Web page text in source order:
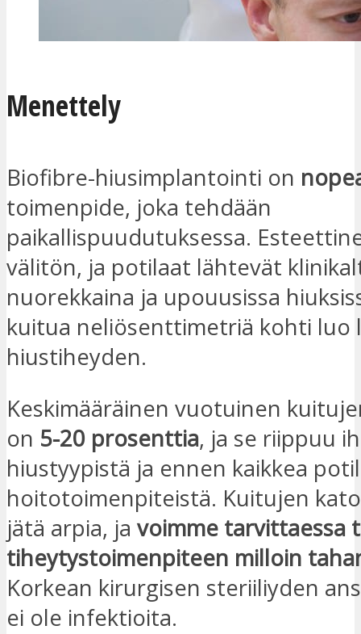
Menettely
Biofibre-hiusimplantointi on
toimenpide, joka tehdään
paikallispuudutuksessa.
välitön, ja potilaat lähtevät
nuorekkaina ja upouusissa
kuitua neliösenttimetriä kohti luo
hiustiheyden.
Keskimääräinen vuotuinen
on 5-20 prosenttia, ja se riippuu
hiustyypistä ja ennen kaikkea
hoitotoimenpiteistä. Kuitujen
jätä arpia, ja voimme tarvittaessa
tiheytystoimenpiteen milloin
Korkean kirurgisen steriiliyden
ei ole infektioita.